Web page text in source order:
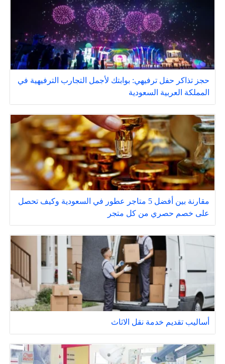
حجز تذاكر حفل ترفيهي: بوابتك لأجمل التجارب الترفيهية في
المملكة العربية السعودية
مقارنة بين أفضل 5 متاجر عطور في السعودية وكيف تحصل
على خصم حصري من كل متجر
أساليب تقديم خدمة نقل الاثاث